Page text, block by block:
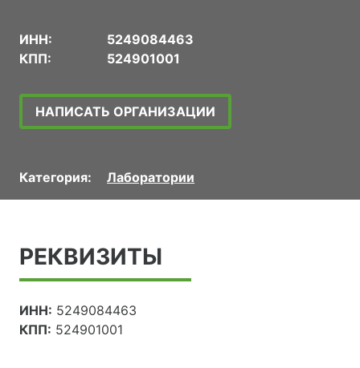
ИНН:
5249084463
КПП:
524901001
НАПИСАТЬ ОРГАНИЗАЦИИ
Категория: Лаборатории
РЕКВИЗИТЫ
ИНН: 5249084463
КПП: 524901001